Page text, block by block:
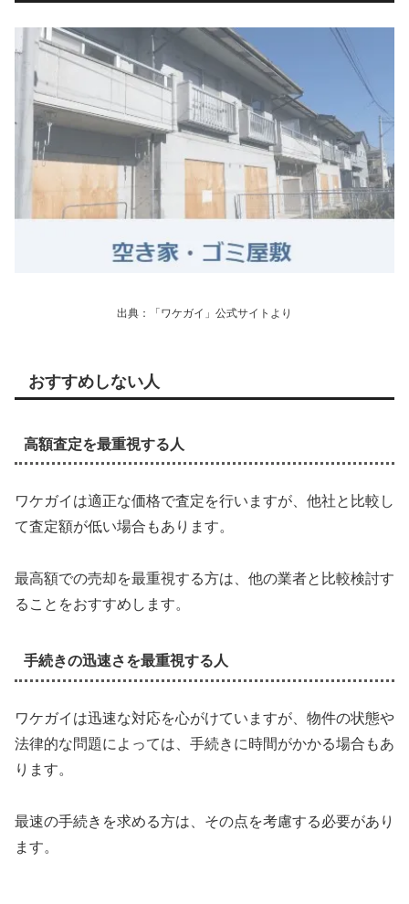
出典：「ワケガイ」公式サイトより
おすすめしない人
高額査定を最重視する人
ワケガイは適正な価格で査定を行いますが、他社と比較し
て査定額が低い場合もあります。
最高額での売却を最重視する方は、他の業者と比較検討す
ることをおすすめします。
手続きの迅速さを最重視する人
ワケガイは迅速な対応を心がけていますが、物件の状態や
法律的な問題によっては、手続きに時間がかかる場合もあ
ります。
最速の手続きを求める方は、その点を考慮する必要があり
ます。